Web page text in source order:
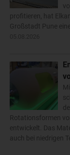
profitieren, hat
Großstadt Pune
Rotationsformen
entwickelt. Das
auch bei niedrigen